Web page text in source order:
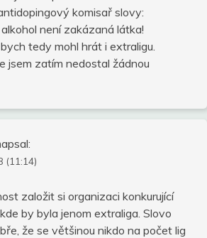
komisař slovy:
není zakázaná látka!
tedy mohl hrát i extraligu.
jsem zatím nedostal žádnou
(11:14)
založit si organizaci konkurující
by byla jenom extraliga. Slovo
že se většinou nikdo na počet lig